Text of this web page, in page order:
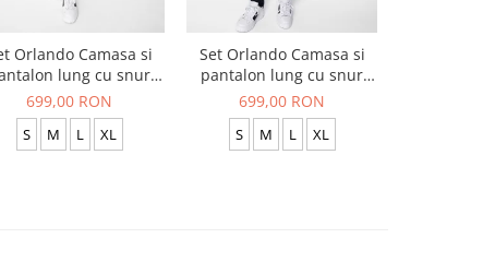
Orlando Camasa si
lung cu snur
Premium Black
699,00 RON
S M L XL
Set Orlando Camasa si
pantalon lung cu snur
Premium Navy
699,00 RON
S M L XL